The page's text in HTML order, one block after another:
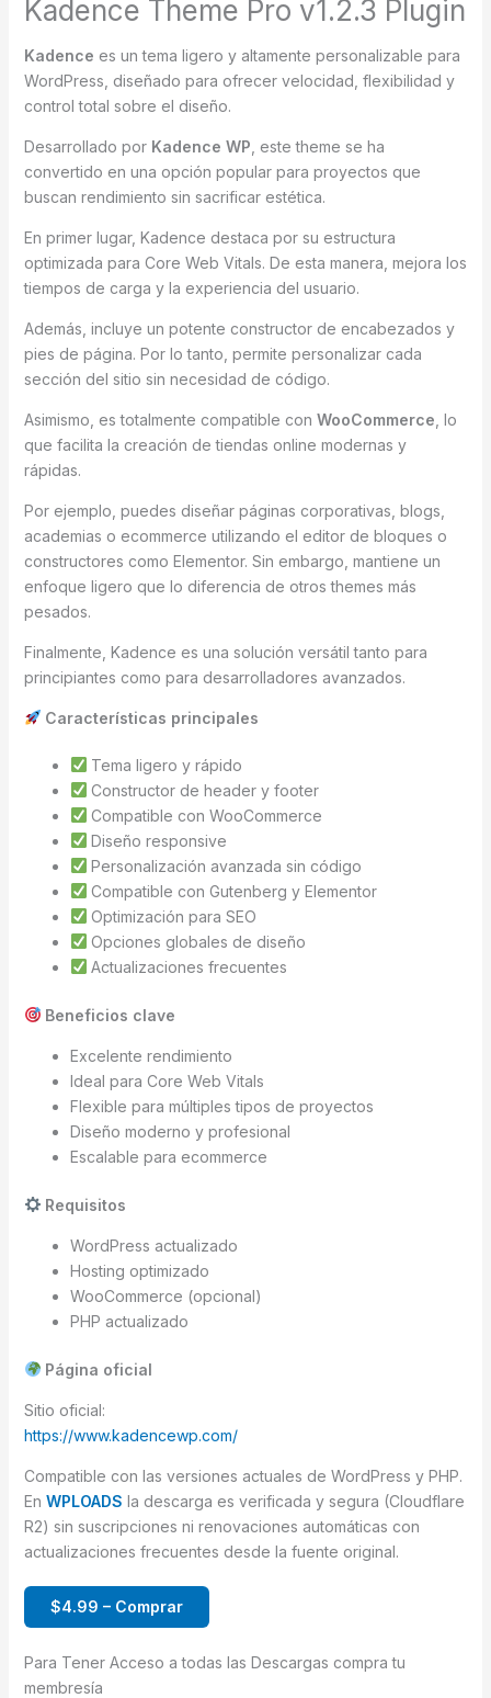
Kadence Theme Pro v1.2.3 Plugin
Kadence es un tema ligero y altamente personalizable para
WordPress, diseñado para ofrecer velocidad, flexibilidad y
control total sobre el diseño.
Desarrollado por Kadence WP , este theme se ha
convertido en una opción popular para proyectos que
buscan rendimiento sin sacrificar estética.
En primer lugar, Kadence destaca por su estructura
optimizada para Core Web Vitals. De esta manera, mejora los
tiempos de carga y la experiencia del usuario.
Además, incluye un potente constructor de encabezados y
pies de página. Por lo tanto, permite personalizar cada
sección del sitio sin necesidad de código.
Asimismo, es totalmente compatible con WooCommerce , lo
que facilita la creación de tiendas online modernas y
rápidas.
Por ejemplo, puedes diseñar páginas corporativas, blogs,
academias o ecommerce utilizando el editor de bloques o
constructores como Elementor. Sin embargo, mantiene un
enfoque ligero que lo diferencia de otros themes más
pesados.
Finalmente, Kadence es una solución versátil tanto para
principiantes como para desarrolladores avanzados.
Características principales
Tema ligero y rápido
Constructor de header y footer
Compatible con WooCommerce
Diseño responsive
Personalización avanzada sin código
Compatible con Gutenberg y Elementor
Optimización para SEO
Opciones globales de diseño
Actualizaciones frecuentes
Beneficios clave
Excelente rendimiento
Ideal para Core Web Vitals
Flexible para múltiples tipos de proyectos
Diseño moderno y profesional
Escalable para ecommerce
Requisitos
WordPress actualizado
Hosting optimizado
WooCommerce (opcional)
PHP actualizado
Página oficial
Sitio oficial:
https://www.kadencewp.com/
Compatible con las versiones actuales de WordPress y PHP.
En WPLOADS la descarga es verificada y segura (Cloudflare
R2) sin suscripciones ni renovaciones automáticas con
actualizaciones frecuentes desde la fuente original.
$4.99 – Comprar
Para Tener Acceso a todas las Descargas compra tu
membresía